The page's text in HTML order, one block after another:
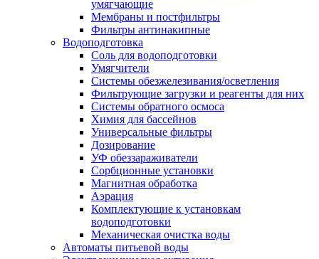
умягчающие
Мембраны и постфильтры
Фильтры антинакипные
Водоподготовка
Соль для водоподготовки
Умягчители
Системы обезжелезивания/осветления
Фильтрующие загрузки и реагенты для них
Системы обратного осмоса
Химия для бассейнов
Универсальные фильтры
Дозирование
УФ обеззараживатели
Сорбционные установки
Магнитная обработка
Аэрация
Комплектующие к установкам
водоподготовки
Механическая очистка воды
Автоматы питьевой воды